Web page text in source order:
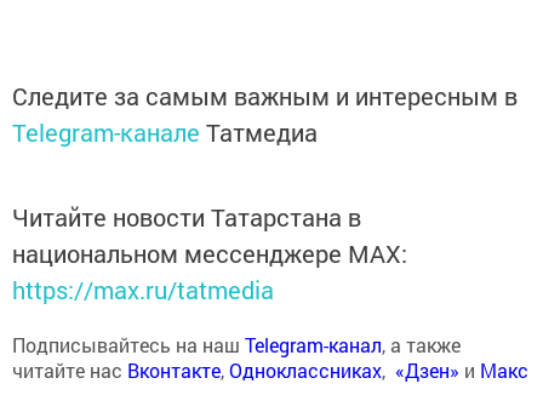
Следите за самым важным и интересным в
Telegram-канале Татмедиа
Читайте новости Татарстана в
национальном мессенджере MАХ:
https://max.ru/tatmedia
Подписывайтесь на наш Telegram-канал, а также
читайте нас Вконтакте,Одноклассниках, «Дзен» и Макс